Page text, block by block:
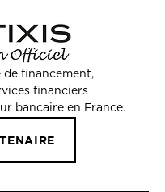
de financement,
financiers
bancaire en France.